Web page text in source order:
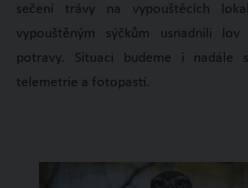
sečení trávy na vypouštěcích
vypouštěným sýčkům usnadnili
potravy. Situaci budeme i nadále
telemetrie a fotopastí.